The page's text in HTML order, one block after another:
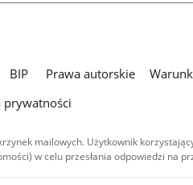
BIP Prawa autorskie
prywatności
mailowych. Użytkownik
w celu przesłania odpowiedzi na